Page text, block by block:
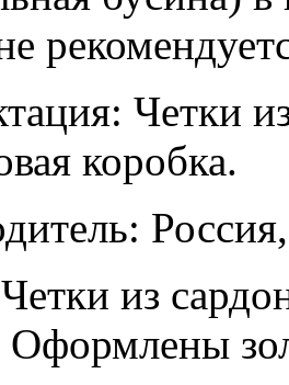
Четки
коробка.
из